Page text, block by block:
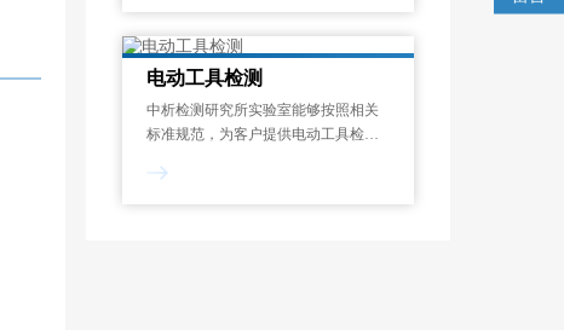
行检测和分析。一般来说，蓄电池性
能测试报告的出具需
电动工具检测
中析检测研究所实验室能够按照相关
标准规范，为客户提供电动工具检测
率测定、过载测试、噪声检测、绝缘